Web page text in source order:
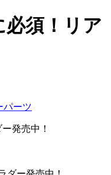
須！リア
パーツ